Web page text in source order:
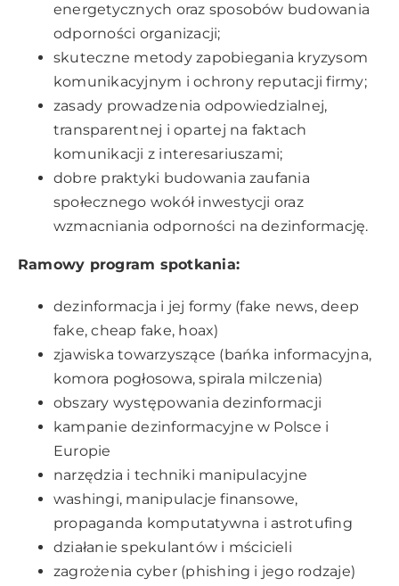
energetycznych oraz sposobów budowania
odporności organizacji;
skuteczne metody zapobiegania kryzysom
komunikacyjnym i ochrony reputacji firmy;
zasady prowadzenia odpowiedzialnej,
transparentnej i opartej na faktach
komunikacji z interesariuszami;
dobre praktyki budowania zaufania
społecznego wokół inwestycji oraz
wzmacniania odporności na dezinformację.
Ramowy program spotkania:
dezinformacja i jej formy (fake news, deep
fake, cheap fake, hoax)
zjawiska towarzyszące (bańka informacyjna,
komora pogłosowa, spirala milczenia)
obszary występowania dezinformacji
kampanie dezinformacyjne w Polsce i
Europie
narzędzia i techniki manipulacyjne
washingi, manipulacje finansowe,
propaganda komputatywna i astrotufing
działanie spekulantów i mścicieli
zagrożenia cyber (phishing i jego rodzaje)